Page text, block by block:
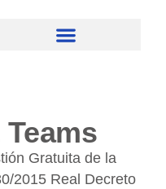
Gratuita de la
2015 Real Decreto